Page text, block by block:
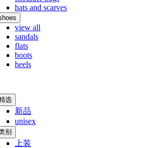
hats and scarves
view all
sandals
flats
boots
heels
选
新品
unisex
别
上装